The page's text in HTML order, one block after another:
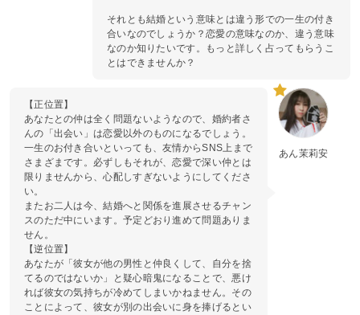
それとも結婚という意味とは違う形での一生の付き
合いなのでしょうか？恋愛の意味なのか、違う意味
なのか知りたいです。もっと詳しく占ってもらうこ
とはできませんか？
あん茉莉安
【正位置】
あなたとの仲は全く問題ないようなので、婚約者さ
んの「出会い」は恋愛以外のものになるでしょう。
一生のお付き合いといっても、友情からSNS上まで
さまざまです。必ずしもそれが、恋愛で深い仲とは
限りませんから、心配しすぎないようにしてくださ
い。
またお二人は今、結婚へと関係を進展させるチャン
スのただ中にいます。予定どおり進めて問題ありま
せん。
【逆位置】
あなたが「彼女が他の男性と仲良くして、自分を捨
てるのではないか」と疑心暗鬼になることで、悪け
れば彼女の気持ちが冷めてしまいかねません。その
ことによって、彼女が別の出会いに身を捧げるとい